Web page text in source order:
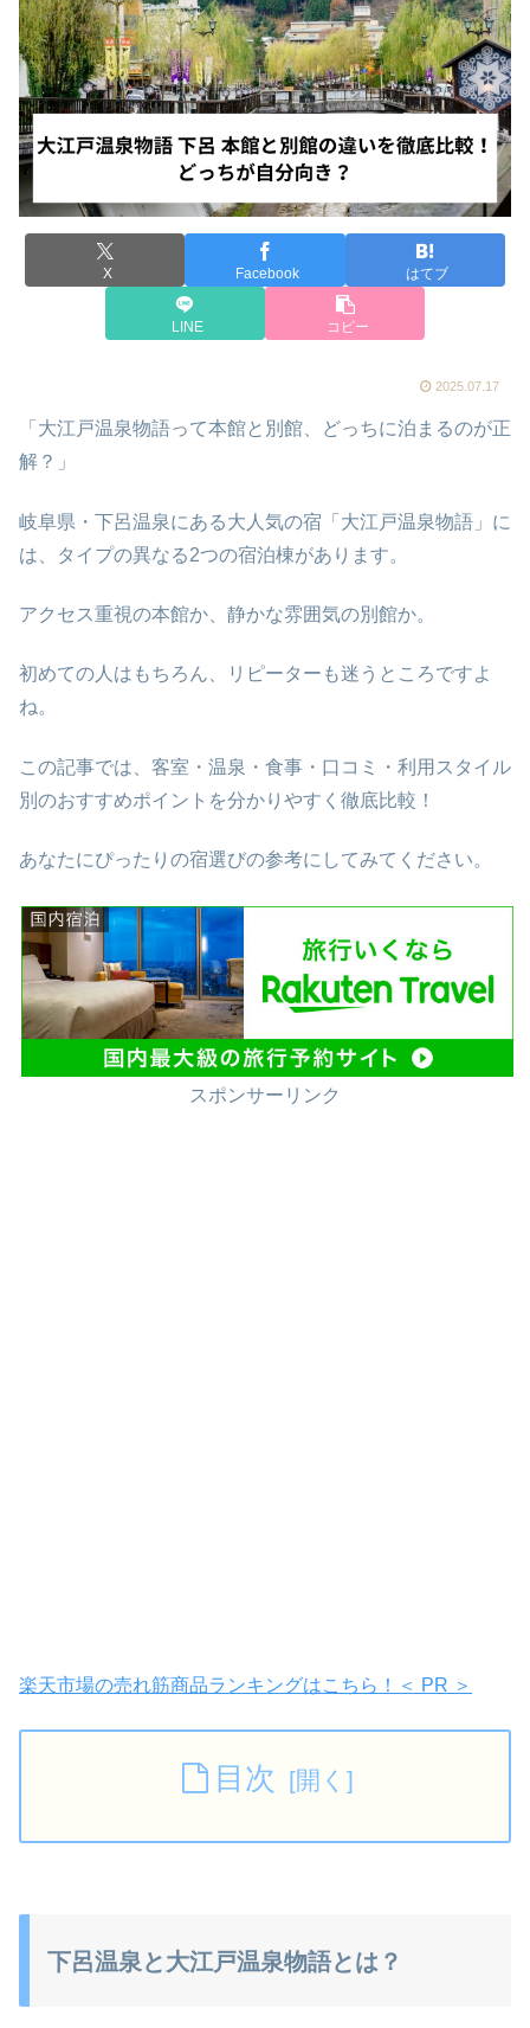
X Facebook はてブ
LINE コピー
2025.07.17
「大江戸温泉物語って本館と別館、どっちに泊まるのが正
解？」
岐阜県・下呂温泉にある大人気の宿「大江戸温泉物語」に
は、タイプの異なる2つの宿泊棟があります。
アクセス重視の本館か、静かな雰囲気の別館か。
初めての人はもちろん、リピーターも迷うところですよ
ね。
この記事では、客室・温泉・食事・口コミ・利用スタイル
別のおすすめポイントを分かりやすく徹底比較！
あなたにぴったりの宿選びの参考にしてみてください。
スポンサーリンク
楽天市場の売れ筋商品ランキングはこちら！＜ PR ＞
目次
下呂温泉と大江戸温泉物語とは？